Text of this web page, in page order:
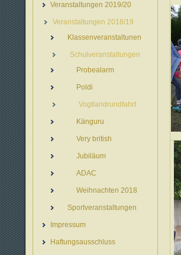
Veranstaltungen 2019/20
Veranstaltungen 2018/19
Klassenveranstaltunen
Schulveranstaltungen
Probealarm
Poldi
Vogtlandrundfahrt
Känguru
Very british
Jubiläum
ADAC
Weihnachten 2018
Sportveranstaltungen
Impressum
Haftungsausschluss